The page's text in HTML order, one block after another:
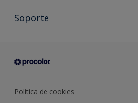
Todos los productos
Condiciones generales de venta
Soporte
Sobre Procolor
Política de cookies